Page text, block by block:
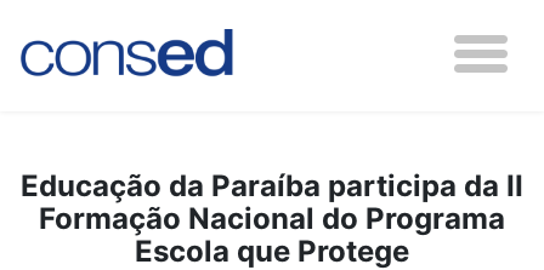
Educação da Paraíba participa da II
Formação Nacional do Programa
Escola que Protege